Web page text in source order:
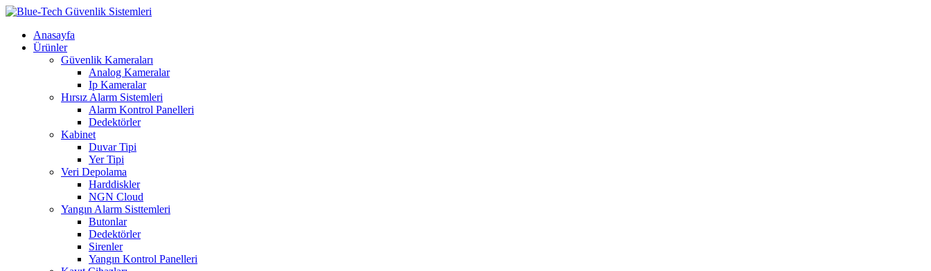
Anasayfa
Ürünler
Güvenlik Kameraları
Analog Kameralar
Ip Kameralar
Hırsız Alarm Sistemleri
Alarm Kontrol Panelleri
Dedektörler
Kabinet
Duvar Tipi
Yer Tipi
Veri Depolama
Harddiskler
NGN Cloud
Yangın Alarm Sisttemleri
Butonlar
Dedektörler
Sirenler
Yangın Kontrol Panelleri